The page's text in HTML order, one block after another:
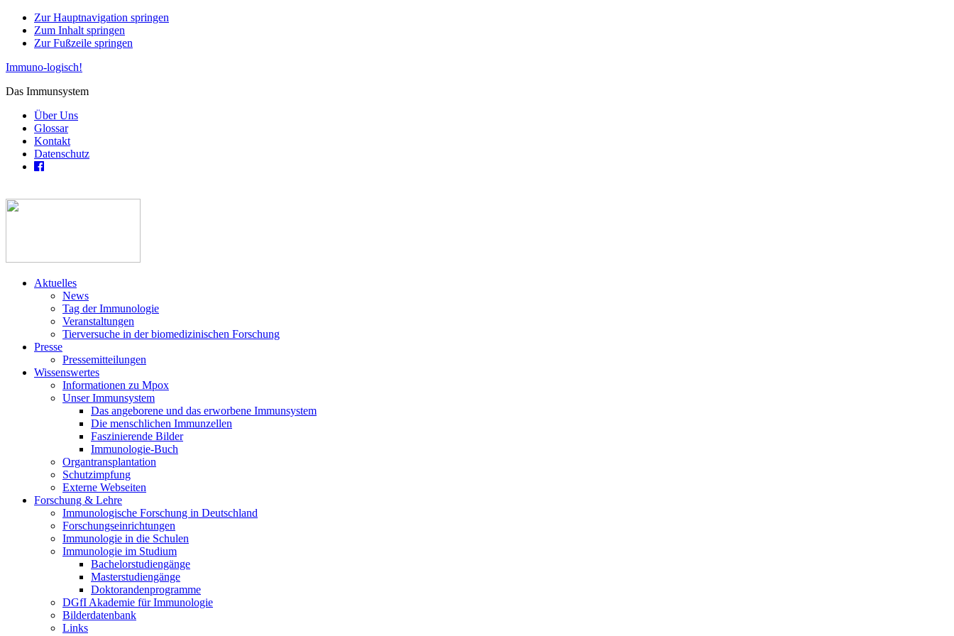
Zur Hauptnavigation springen
Zum Inhalt springen
Zur Fußzeile springen
Immuno-logisch!
Das Immunsystem
Über Uns
Glossar
Kontakt
Datenschutz
Aktuelles
News
Tag der Immunologie
Veranstaltungen
Tierversuche in der biomedizinischen Forschung
Presse
Pressemitteilungen
Wissenswertes
Informationen zu Mpox
Unser Immunsystem
Das angeborene und das erworbene Immunsystem
Die menschlichen Immunzellen
Faszinierende Bilder
Immunologie-Buch
Organtransplantation
Schutzimpfung
Externe Webseiten
Forschung & Lehre
Immunologische Forschung in Deutschland
Forschungseinrichtungen
Immunologie in die Schulen
Immunologie im Studium
Bachelorstudiengänge
Masterstudiengänge
Doktorandenprogramme
DGfI Akademie für Immunologie
Bilderdatenbank
Links